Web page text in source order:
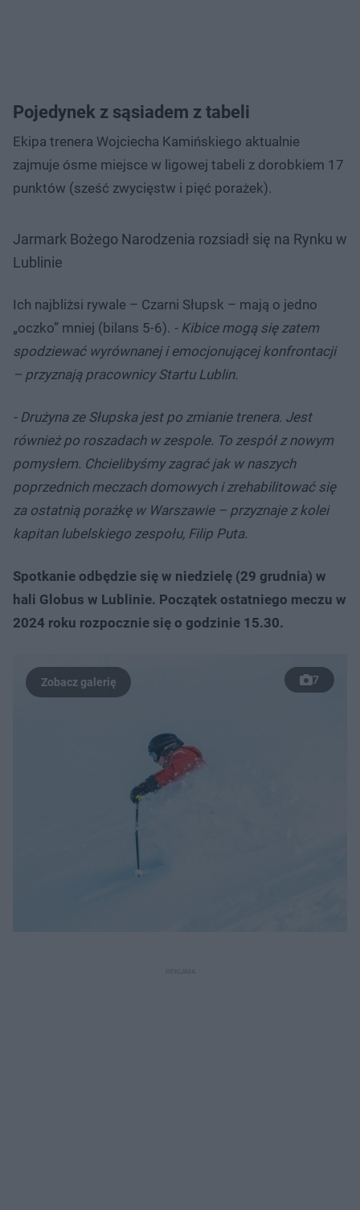
Pojedynek z sąsiadem z tabeli
Ekipa trenera Wojciecha Kamińskiego aktualnie
zajmuje ósme miejsce w ligowej tabeli z dorobkiem 17
punktów (sześć zwycięstw i pięć porażek).
Jarmark Bożego Narodzenia rozsiadł się na Rynku w
Lublinie
Ich najbliżsi rywale – Czarni Słupsk – mają o jedno
„oczko” mniej (bilans 5-6). - Kibice mogą się zatem
spodziewać wyrównanej i emocjonującej konfrontacji
– przyznają pracownicy Startu Lublin.
- Drużyna ze Słupska jest po zmianie trenera. Jest
również po roszadach w zespole. To zespół z nowym
pomysłem. Chcielibyśmy zagrać jak w naszych
poprzednich meczach domowych i zrehabilitować się
za ostatnią porażkę w Warszawie – przyznaje z kolei
kapitan lubelskiego zespołu, Filip Puta.
Spotkanie odbędzie się w niedzielę (29 grudnia) w
hali Globus w Lublinie. Początek ostatniego meczu w
2024 roku rozpocznie się o godzinie 15.30.
7